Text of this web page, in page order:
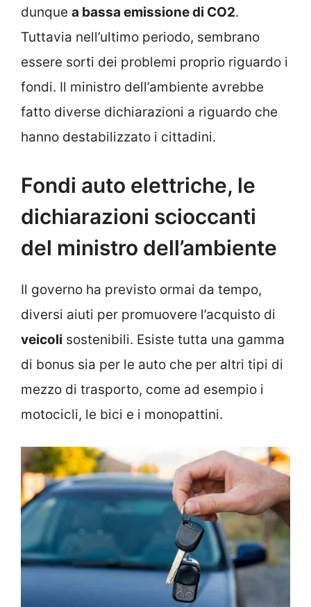
dunque a bassa emissione di CO2.
Tuttavia nell’ultimo periodo, sembrano
essere sorti dei problemi proprio riguardo i
fondi. Il ministro dell’ambiente avrebbe
fatto diverse dichiarazioni a riguardo che
hanno destabilizzato i cittadini.
Fondi auto elettriche, le
dichiarazioni scioccanti
del ministro dell’ambiente
Il governo ha previsto ormai da tempo,
diversi aiuti per promuovere l’acquisto di
veicoli sostenibili. Esiste tutta una gamma
di bonus sia per le auto che per altri tipi di
mezzo di trasporto, come ad esempio i
motocicli, le bici e i monopattini.